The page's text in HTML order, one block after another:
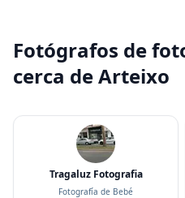
Fotógrafos de
cerca de Arteixo
Tragaluz Fotografia
Fotografía de Bebé